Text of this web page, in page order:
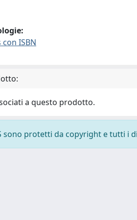
ISBN
a questo prodotto.
sono protetti da copyright e tutti i